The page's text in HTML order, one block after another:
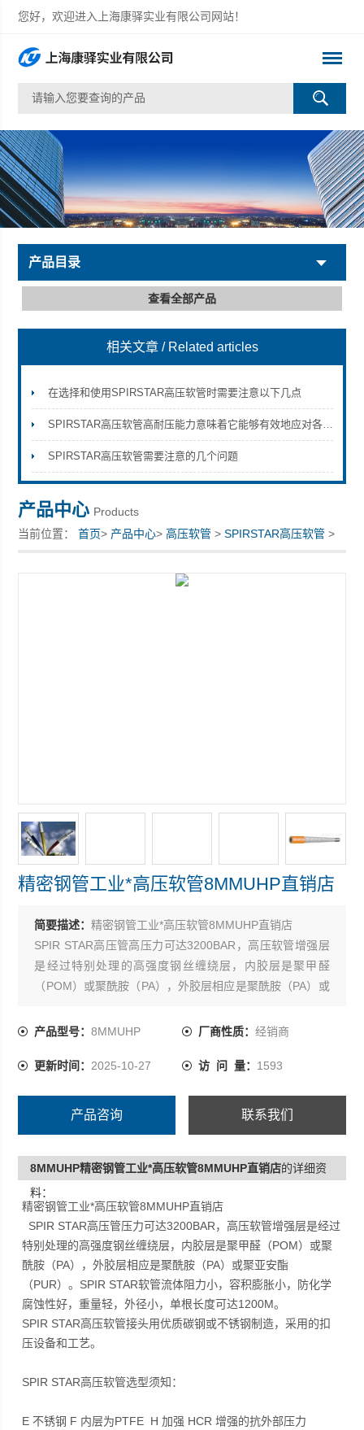
您好，欢迎进入上海康驿实业有限公司网站！
上海康驿实业有限公司
产品目录
查看全部产品
相关文章 / Related articles
在选择和使用SPIRSTAR高压软管时需要注意以下几点
SPIRSTAR高压软管高耐压能力意味着它能够有效地应对各种高压环境
SPIRSTAR高压软管需要注意的几个问题
产品中心 Products
当前位置：首页> 产品中心>高压软管 >SPIRSTAR高压软管 >
精密钢管工业*高压软管8MMUHP直销店
精密钢管工业*高压软管8MMUHP直销店
简要描述：精密钢管工业*高压软管8MMUHP直销店
SPIR STAR高压管高压力可达3200BAR，高压软管增强层
是经过特别处理的高强度钢丝缠绕层，内胶层是聚甲醛
（POM）或聚酰胺（PA），外胶层相应是聚酰胺（PA）或
胀小，防化学腐蚀性好，重量轻，外径小，单根长度可达
造，
产品型号：8MMUHP 厂商性质： 经销商
更新时间： 2025-10-27 访 问 量： 1593
产品咨询 联系我们
8MMUHP精密钢管工业*高压软管8MMUHP直销店的详细资
料：
精密钢管工业*高压软管8MMUHP直销店
SPIR STAR高压管压力可达3200BAR，高压软管增强层是经过
特别处理的高强度钢丝缠绕层，内胶层是聚甲醛（POM）或聚
酰胺（PA），外胶层相应是聚酰胺（PA）或聚亚安酯
（PUR）。SPIR STAR软管流体阻力小，容积膨胀小，防化学
腐蚀性好，重量轻，外径小，单根长度可达1200M。
SPIR STAR高压软管接头用优质碳钢或不锈钢制造，采用的扣
压设备和工艺。
SPIR STAR高压软管选型须知：
E 不锈钢 F 内层为PTFE H 加强 HCR 增强的抗外部压力